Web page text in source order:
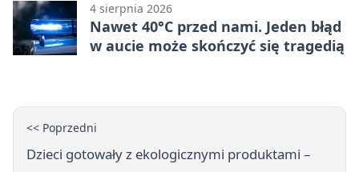
4 sierpnia 2026
Nawet 40°C przed nami. Jeden błąd
w aucie może skończyć się tragedią
<< Poprzedni
Dzieci gotowały z ekologicznymi produktami –